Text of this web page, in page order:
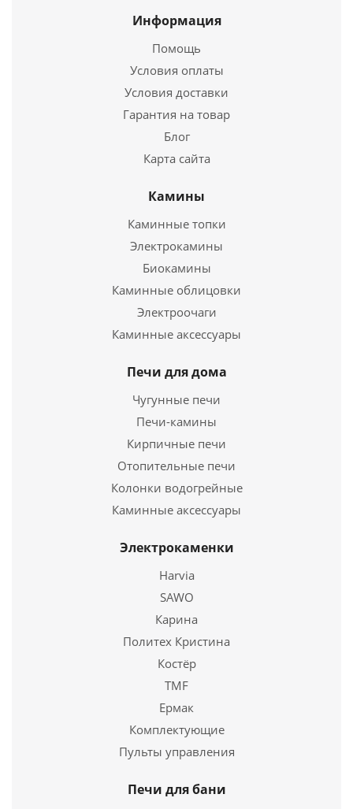
17 838
Подробнее
Купить в 1 клик
Подробнее
Купить в 1 клик
Дверка каминная двухстворчатая ДК-6С без
Купить в 1 клик
Дверка топочная герметичная ДКГ-5С-Э Дверка
каминная герметичная "Зной" без стекла
окрашенная
9 550руб.
Информация
Помощь
Условия оплаты
Условия доставки
Гарантия на товар
Блог
Карта сайта
Камины
Каминные топки
Электрокамины
Биокамины
Каминные облицовки
Электроочаги
Каминные аксессуары
Печи для дома
Чугунные печи
Печи-камины
Кирпичные печи
Отопительные печи
Колонки водогрейные
Каминные аксессуары
Электрокаменки
Harvia
SAWO
Карина
Политех Кристина
Костёр
TMF
Ермак
Комплектующие
Пульты управления
Печи для бани